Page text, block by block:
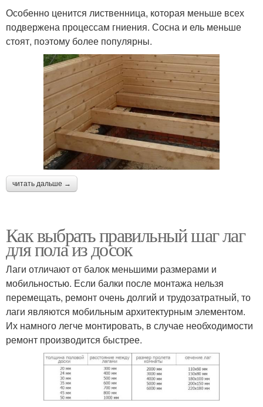
Особенно ценится лиственница, которая меньше всех
подвержена процессам гниения. Сосна и ель меньше
стоят, поэтому более популярны.
читать дальше →
Как выбрать правильный шаг лаг
для пола из досок
Лаги отличают от балок меньшими размерами и
мобильностью. Если балки после монтажа нельзя
перемещать, ремонт очень долгий и трудозатратный, то
лаги являются мобильным архитектурным элементом.
Их намного легче монтировать, в случае необходимости
ремонт производится быстрее.